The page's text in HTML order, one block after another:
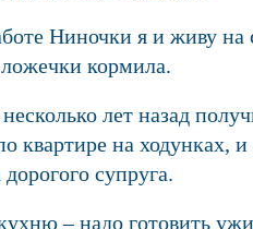
Ниночки я и живу на
кормила.
лет назад
квартире на ходунках,
супруга.
– надо готовить